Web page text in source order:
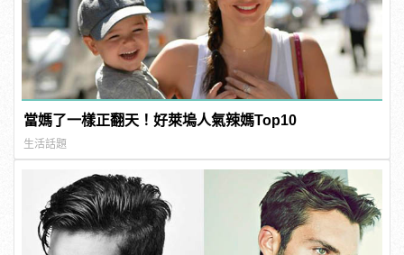
當媽了一樣正翻天！好萊塢人氣辣媽Top10
生活話題